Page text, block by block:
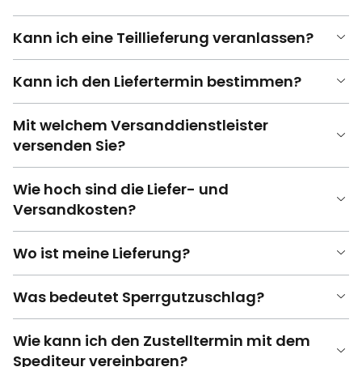
Kann ich eine Teillieferung veranlassen?
Kann ich den Liefertermin bestimmen?
Mit welchem Versanddienstleister
versenden Sie?
Wie hoch sind die Liefer- und
Versandkosten?
Wo ist meine Lieferung?
Was bedeutet Sperrgutzuschlag?
Wie kann ich den Zustelltermin mit dem
Spediteur vereinbaren?